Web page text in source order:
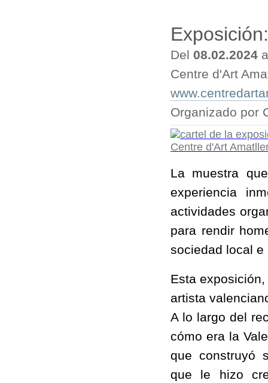
Del 08.02.2024
Centre d'Art
Organizado por
La muestra
experiencia
actividades
para rendir
sociedad local
Esta
artista
A lo largo del
cómo era la
que construyó
que le hizo